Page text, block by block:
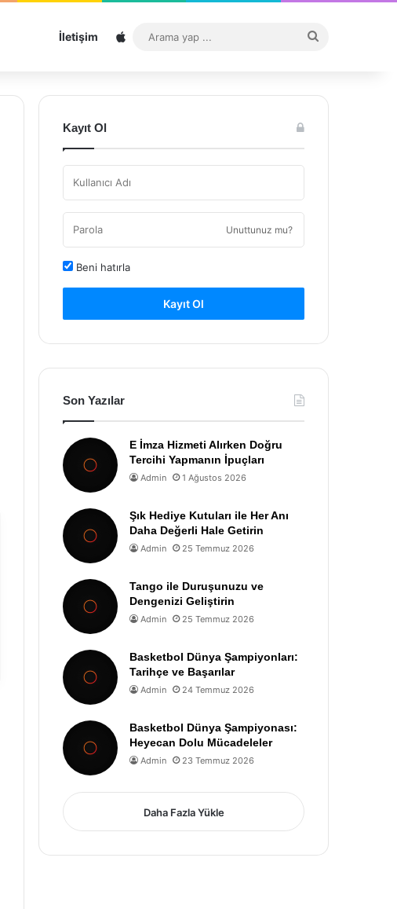
İletişim Sitemap
...
Kayıt Ol
Unuttunuz mu?
Beni hatırla
Kayıt Ol
Son Yazılar
E İmza Hizmeti Alırken Doğru
Tercihi Yapmanın İpuçları
Admin 1 Ağustos 2026
Şık Hediye Kutuları ile Her Anı
Daha Değerli Hale Getirin
Admin 25 Temmuz 2026
Tango ile Duruşunuzu ve
Dengenizi Geliştirin
Admin 25 Temmuz 2026
Basketbol Dünya Şampiyonları:
Tarihçe ve Başarılar
Admin 24 Temmuz 2026
Basketbol Dünya Şampiyonası:
Heyecan Dolu Mücadeleler
Admin 23 Temmuz 2026
Daha Fazla Yükle